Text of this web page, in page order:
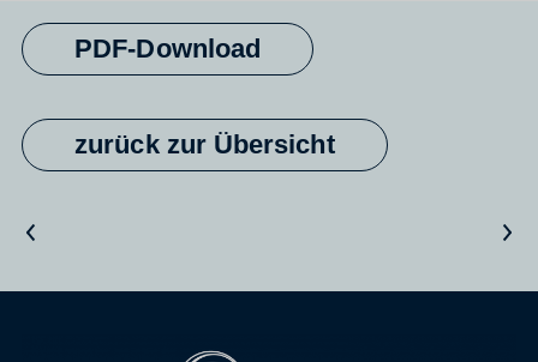
zurück zur Übersicht
PDF-Download
Vorheriger Artikel Nächster Artikel